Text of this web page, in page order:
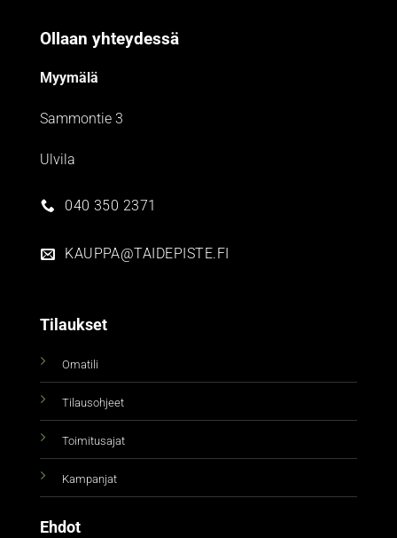
Ollaan yhteydessä
Myymälä
Sammontie 3
Ulvila
040 350 2371
KAUPPA@TAIDEPISTE.FI
Tilaukset
Omatili
Tilausohjeet
Toimitusajat
Kampanjat
Ehdot